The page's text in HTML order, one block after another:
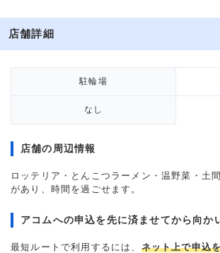
店舗詳細
駐輪場
なし
店舗の周辺情報
ロッテリア・とんこつラーメン・温野菜・土
があり、時間を過ごせます。
アコムへの申込を先に済ませてから向か
最短ルートで利用するには、 ネット上で申込